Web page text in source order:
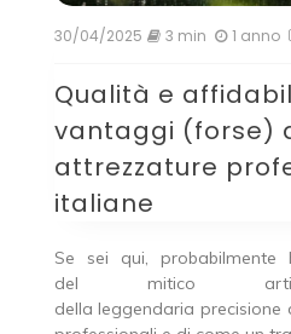
30/04/2025 3 min 1 anno
Qualità e
vantaggi (forse)
attrezzature
italiane
Se sei qui,
del mitico
della leggendaria